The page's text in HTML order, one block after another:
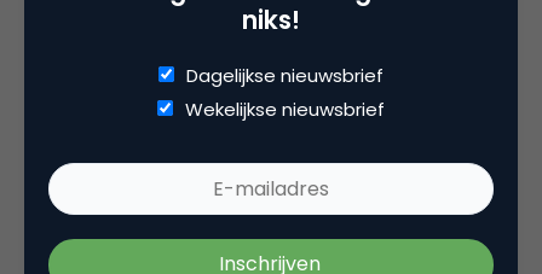
Deel dit artikel
Matthijs van den Broek
niks!
Dagelijkse nieuwsbrief
Wekelijkse nieuwsbrief